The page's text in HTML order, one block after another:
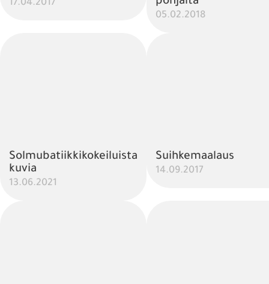
17.04.2017
05.02.2018
Solmubatiikkikokeiluista
kuvia
13.06.2021
Suihkemaalaus
14.09.2017